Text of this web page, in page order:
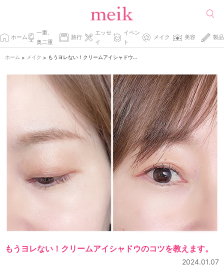
ホーム
一重、
奥二重
旅行
エッセ
イ
イベン
ト
メイク 美容 製品
ホーム > メイク > もうヨレない！クリームアイシャドウのコツを教えます。
もうヨレない！クリームアイシャドウのコツを教えます。
2024.01.07